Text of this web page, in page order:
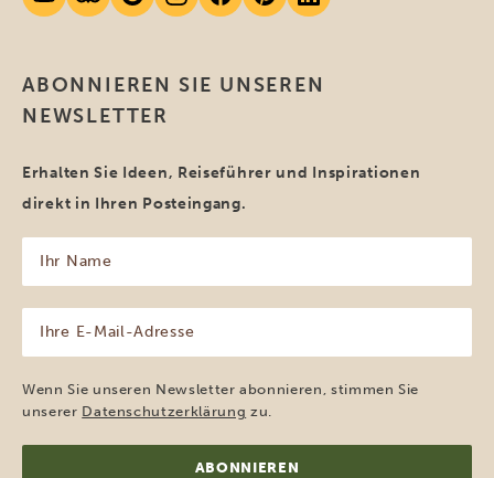
ABONNIEREN SIE UNSEREN
NEWSLETTER
Erhalten Sie Ideen, Reiseführer und Inspirationen
direkt in Ihren Posteingang.
Name
(erforderlich)
Mail-
Adresse
(erforderlich)
Wenn Sie unseren Newsletter abonnieren, stimmen Sie
unserer Datenschutzerklärung zu.